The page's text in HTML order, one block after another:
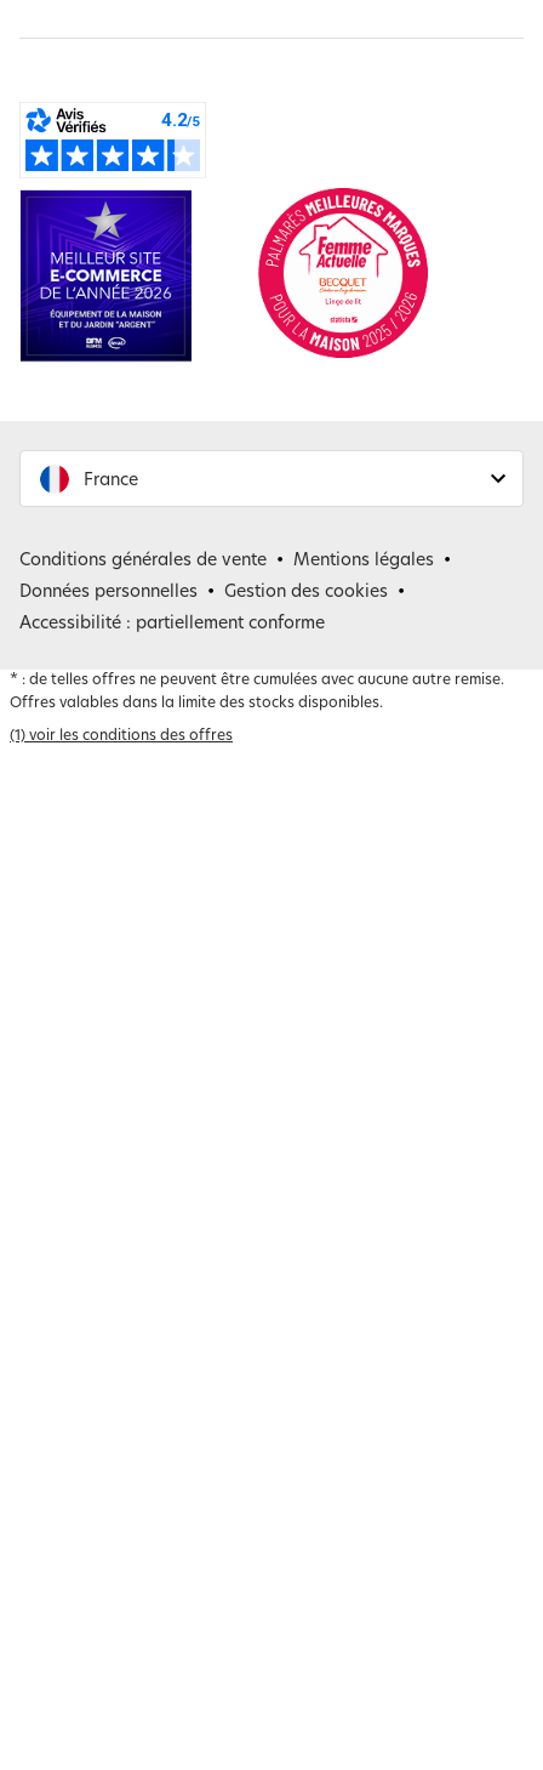
France
Belgique
Conditions générales de vente
Mentions légales
Données personnelles
Gestion des cookies
Accessibilité : partiellement conforme
* : de telles offres ne peuvent être cumulées avec aucune autre remise.
Offres valables dans la limite des stocks disponibles.
(1) voir les conditions des offres